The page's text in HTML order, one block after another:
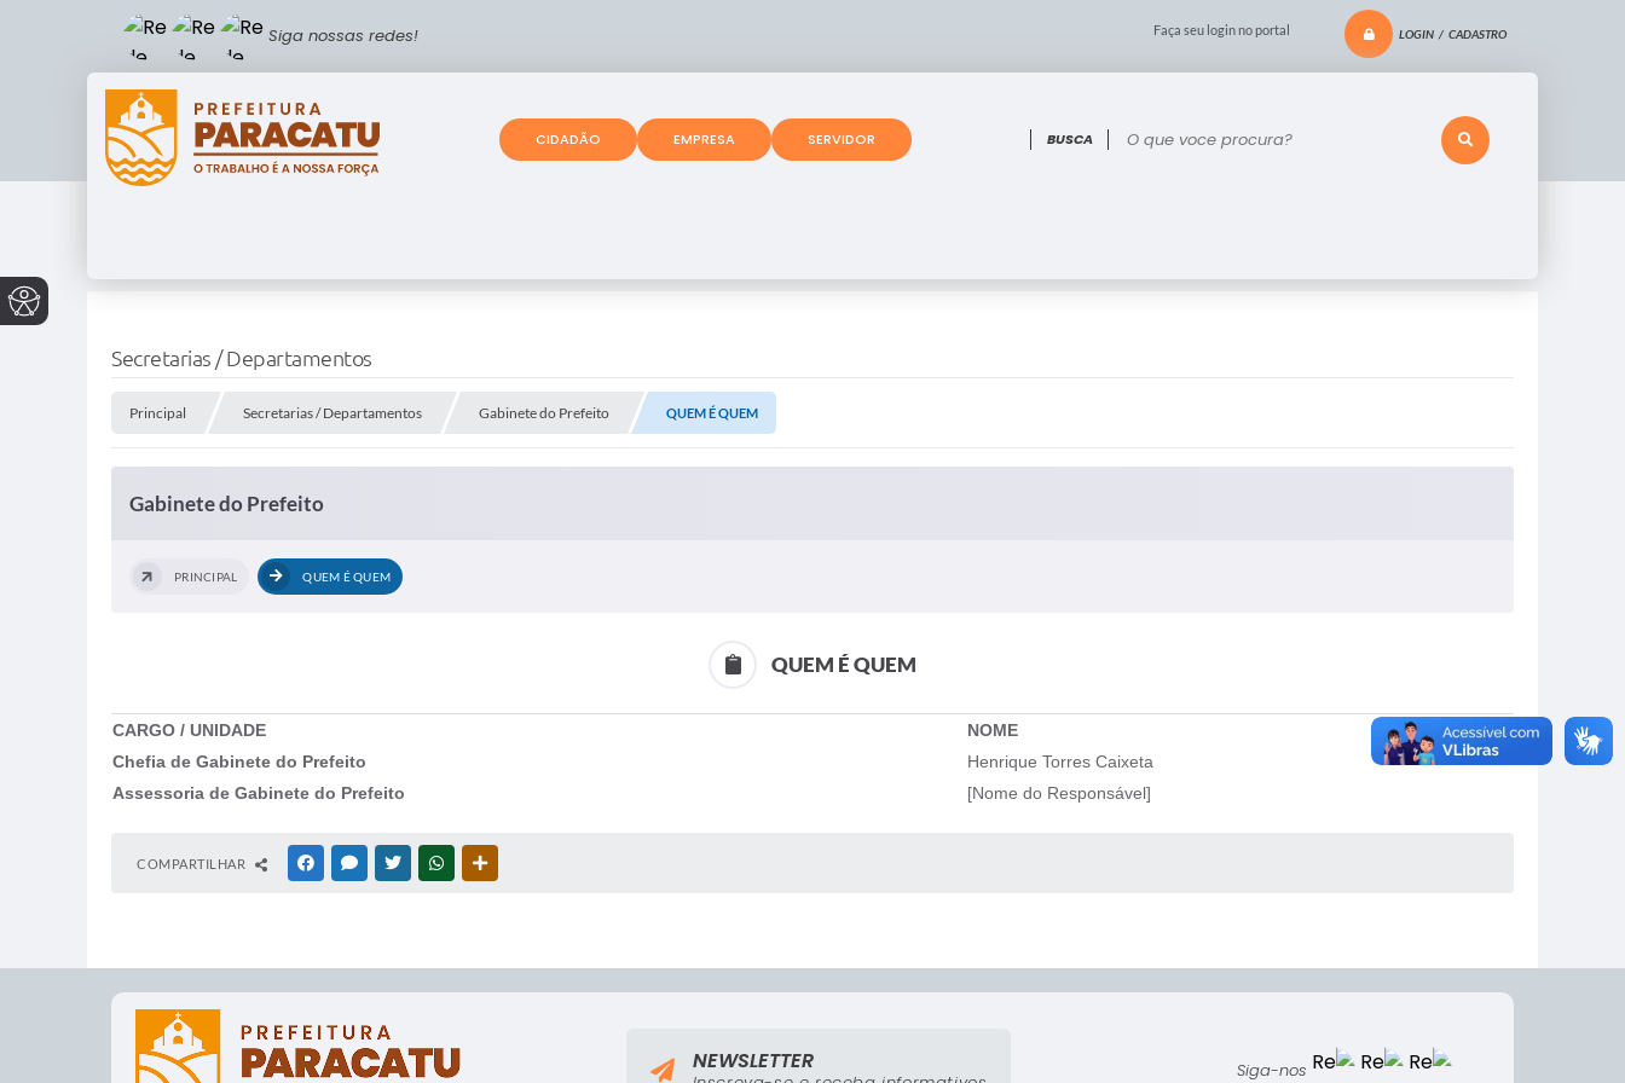
Faça seu login no portal LOGIN / CADASTRO
O que voce procura?
Siga nossas redes!
CIDADÃO EMPRESA SERVIDOR
Secretarias / Departamentos
Principal Secretarias / Departamentos Gabinete do Prefeito QUEM É QUEM
Gabinete do Prefeito
PRINCIPAL QUEM É QUEM
QUEM É QUEM
CARGO / UNIDADE
NOME
Chefia de Gabinete do Prefeito
Henrique Torres Caixeta
Assessoria de Gabinete do Prefeito
[Nome do Responsável]
COMPARTILHAR FACEBOOKMESSENGER
TWITTERWHATSAPP
Siga-nos
NEWSLETTER